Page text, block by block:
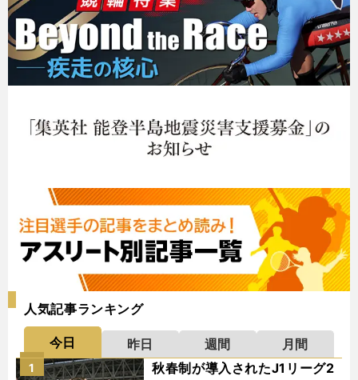
人気記事ランキング
今日 昨日 週間
月間
秋春制が導入されたJ1リーグ2
1